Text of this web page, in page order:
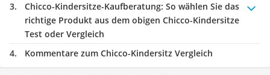
Chicco-Kindersitze-Kaufberatung: So wählen Sie das
richtige Produkt aus dem obigen Chicco-Kindersitze
Test oder Vergleich
Kommentare zum Chicco-Kindersitz Vergleich